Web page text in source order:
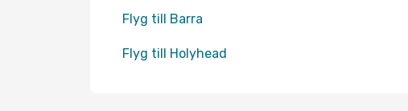
Flyg till Barra
Flyg till Holyhead